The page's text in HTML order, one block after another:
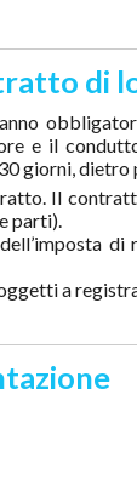
di
e il
giorni, dietro
Il
parti).
a